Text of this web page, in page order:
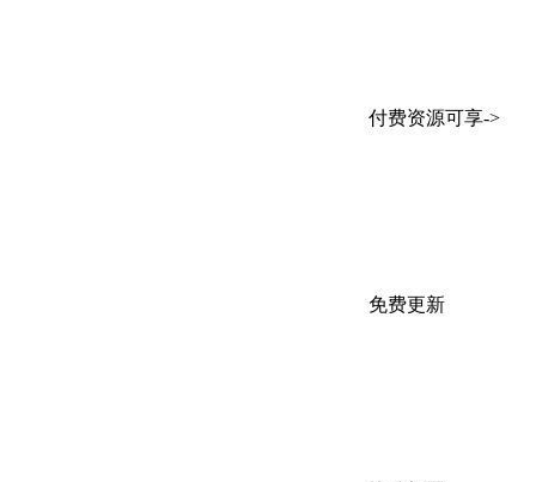
付费资源可享->
免费更新